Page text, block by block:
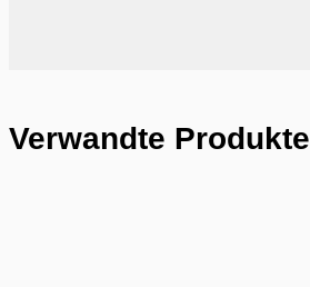
Verwandte Produkte